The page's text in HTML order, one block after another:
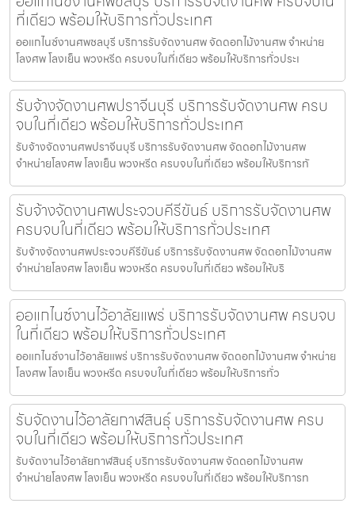
ที่เดียว พร้อมให้บริการทั่วประเทศ
ออแกไนซ์งานศพชลบุรี บริการรับจัดงานศพ จัดดอกไม้งานศพ จำหน่าย
โลงศพ โลงเย็น พวงหรีด ครบจบในที่เดียว พร้อมให้บริการทั่วประเ
รับจ้างจัดงานศพปราจีนบุรี บริการรับจัดงานศพ ครบ
จบในที่เดียว พร้อมให้บริการทั่วประเทศ
รับจ้างจัดงานศพปราจีนบุรี บริการรับจัดงานศพ จัดดอกไม้งานศพ
จำหน่ายโลงศพ โลงเย็น พวงหรีด ครบจบในที่เดียว พร้อมให้บริการทั
รับจ้างจัดงานศพประจวบคีรีขันธ์ บริการรับจัดงานศพ
ครบจบในที่เดียว พร้อมให้บริการทั่วประเทศ
รับจ้างจัดงานศพประจวบคีรีขันธ์ บริการรับจัดงานศพ จัดดอกไม้งานศพ
จำหน่ายโลงศพ โลงเย็น พวงหรีด ครบจบในที่เดียว พร้อมให้บริ
ออแกไนซ์งานไว้อาลัยแพร่ บริการรับจัดงานศพ ครบจบ
ในที่เดียว พร้อมให้บริการทั่วประเทศ
ออแกไนซ์งานไว้อาลัยแพร่ บริการรับจัดงานศพ จัดดอกไม้งานศพ จำหน่าย
โลงศพ โลงเย็น พวงหรีด ครบจบในที่เดียว พร้อมให้บริการทั่ว
รับจัดงานไว้อาลัยกาฬสินธุ์ บริการรับจัดงานศพ ครบ
จบในที่เดียว พร้อมให้บริการทั่วประเทศ
รับจัดงานไว้อาลัยกาฬสินธุ์ บริการรับจัดงานศพ จัดดอกไม้งานศพ
จำหน่ายโลงศพ โลงเย็น พวงหรีด ครบจบในที่เดียว พร้อมให้บริการท